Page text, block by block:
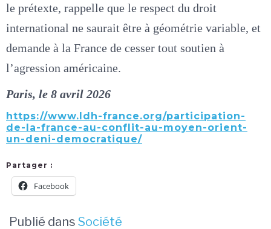
le prétexte, rappelle que le respect du droit
international ne saurait être à géométrie variable, et
demande à la France de cesser tout soutien à
l’agression américaine.
Paris, le 8 avril 2026
https://www.ldh-france.org/participation-
de-la-france-au-conflit-au-moyen-orient-
un-deni-democratique/
Partager :
Facebook
Publié dans Société